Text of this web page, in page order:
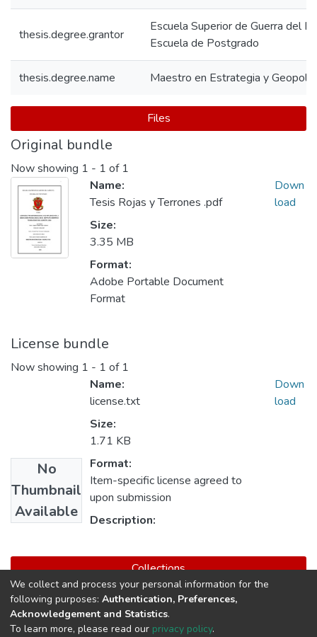
thesis.degree.grantor
Escuela Superior de Guerra del
Escuela de Postgrado
thesis.degree.name Maestro en Estrategia y
Files
Original bundle
Now showing 1 - 1 of 1
Name:
Tesis Rojas y Terrones .pdf
Size:
3.35 MB
Format:
Adobe Portable Document
Format
Down
load
License bundle
Now showing 1 - 1 of 1
No
Thumbnail
Available
Name:
license.txt
Size:
1.71 KB
Format:
Item-specific license agreed to
upon submission
Description:
Down
load
Collections
Maestría en Estrategia y Geopolítica
We collect and process your personal information for the
following purposes: Authentication, Preferences,
Acknowledgement and Statistics.
To learn more, please read our privacy policy.